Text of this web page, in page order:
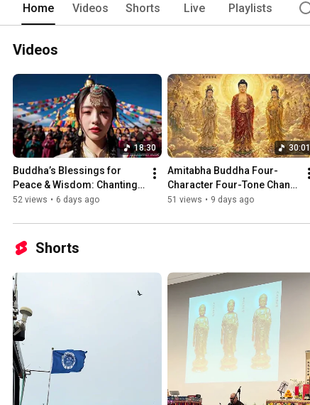
Home Videos Shorts Live Playlists
Videos
18:30
Buddha’s Blessings for
Peace & Wisdom: Chanting
Buddha's Name to Attain
52 views • 6 days ago
30:01
Amitabha Buddha Four-
Character Four-Tone Chant |
Holy Name Recitation |
...
51 views • 9 days ago
Shorts